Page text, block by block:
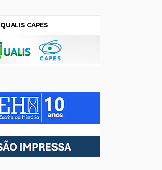
QUALIS CAPES